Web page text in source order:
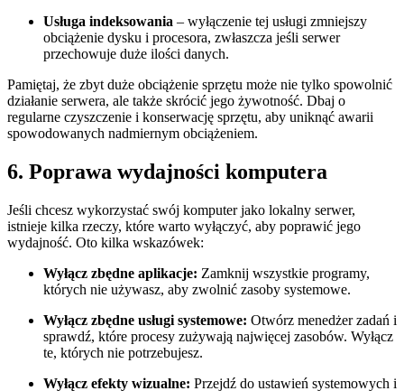
Usługa indeksowania – wyłączenie tej usługi​ zmniejszy
obciążenie ⁤dysku i procesora, zwłaszcza jeśli serwer
przechowuje duże ilości danych.
Pamiętaj,⁢ że zbyt duże obciążenie sprzętu może nie tylko spowolnić​
działanie serwera, ale także⁣ skrócić ​jego żywotność.⁤ Dbaj o
regularne czyszczenie‍ i ⁤konserwację sprzętu, aby uniknąć awarii
spowodowanych nadmiernym obciążeniem.
6. Poprawa wydajności komputera
Jeśli chcesz⁤ wykorzystać swój komputer jako​ lokalny serwer,
istnieje kilka ⁤rzeczy, które warto wyłączyć,‍ aby poprawić jego
wydajność. Oto​ kilka wskazówek:
Wyłącz zbędne aplikacje: ​Zamknij wszystkie programy,⁤
których ⁢nie używasz, aby zwolnić​ zasoby systemowe.
Wyłącz zbędne ⁢usługi systemowe: Otwórz menedżer zadań i
sprawdź, ⁣które procesy​ zużywają​ najwięcej​ zasobów.⁢ Wyłącz
te, których nie potrzebujesz.
Wyłącz⁢ efekty wizualne: Przejdź‍ do ustawień ‍systemowych​ i